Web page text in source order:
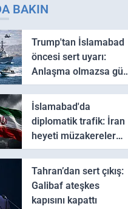
Çıkışı!
BAKIN
Trump'tan İslamabad
öncesi sert uyarı:
Anlaşma olmazsa güç
kullanırız
İslamabad'da
diplomatik trafik: İran
heyeti müzakereler
için Pakistan'a ulaştı
Tahran’dan sert çıkış:
Galibaf ateşkes
kapısını kapattı